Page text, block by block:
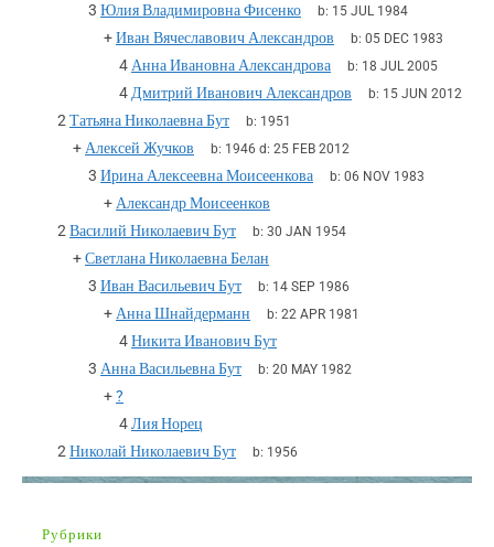
3 Юлия Владимировна Фисенко b: 15 JUL 1984
+Иван Вячеславович Александров b: 05 DEC 1983
4 Анна Ивановна Александрова b: 18 JUL 2005
4 Дмитрий Иванович Александров b: 15 JUN 2012
2 Татьяна Николаевна Бут b: 1951
+ Алексей Жучков b: 1946 d: 25 FEB 2012
3 Ирина Алексеевна Моисеенкова b: 06 NOV 1983
+ Александр Моисеенков
2 Василий Николаевич Бут b: 30 JAN 1954
+Светлана Николаевна Белан
3 Иван Васильевич Бут b: 14 SEP 1986
+ Анна Шнайдерманн b: 22 APR 1981
4Никита Иванович Бут
3 Анна Васильевна Бут b: 20 MAY 1982
+?
4Лия Норец
2 Николай Николаевич Бут b: 1956
Рубрики